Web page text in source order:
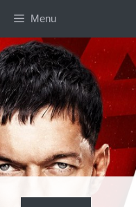
contenu
Menu